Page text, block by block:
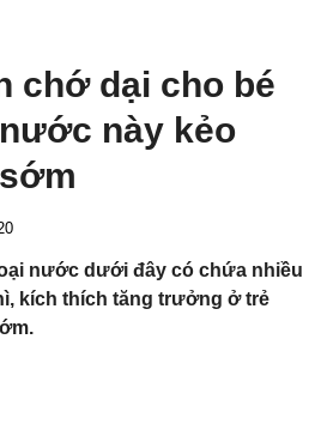
chớ dại cho bé
này kẻo
nước dưới đây có chứa nhiều
kích thích tăng trưởng ở trẻ